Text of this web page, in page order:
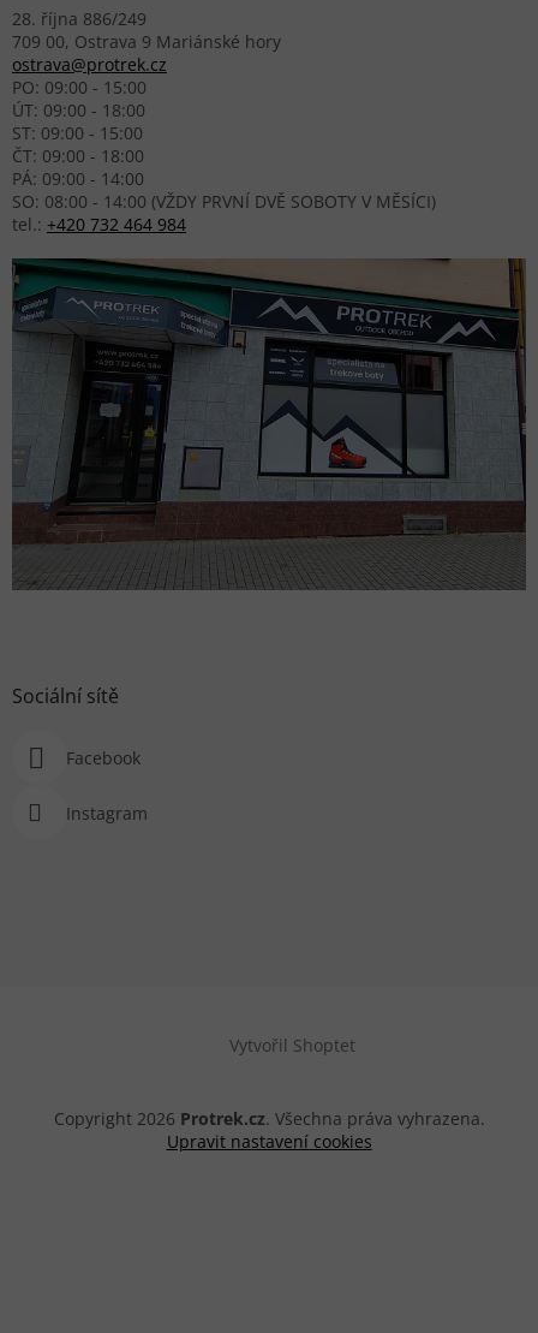
28. října 886/249
709 00, Ostrava 9 Mariánské hory
ostrava@protrek.cz
PO: 09:00 - 15:00
ÚT: 09:00 - 18:00
ST: 09:00 - 15:00
ČT: 09:00 - 18:00
PÁ: 09:00 - 14:00
SO: 08:00 - 14:00 (VŽDY PRVNÍ DVĚ SOBOTY V MĚSÍCI)
tel.: +420 732 464 984
Sociální sítě
Facebook
Instagram
Vytvořil Shoptet
Copyright 2026 Protrek.cz. Všechna práva vyhrazena.
Upravit nastavení cookies